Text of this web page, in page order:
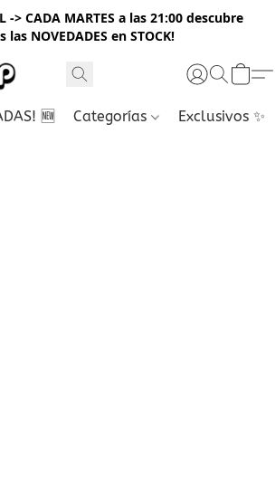
-> CADA MARTES a las 21:00 descubre
las NOVEDADES en STOCK!
🆕 Categorías Exclusivos ✨